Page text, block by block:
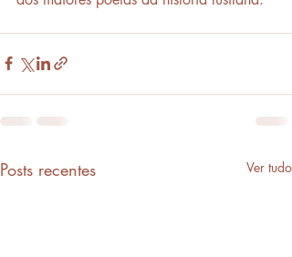
Posts recentes Ver tudo